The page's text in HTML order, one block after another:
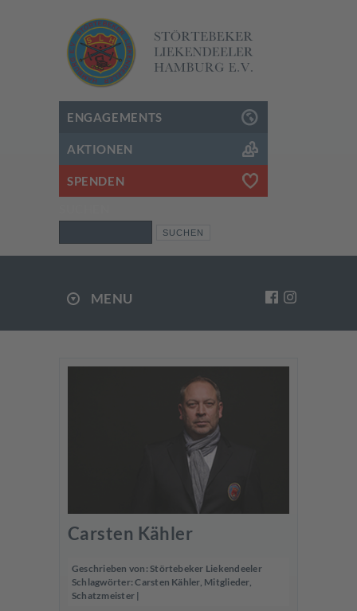
ENGAGEMENTS
AKTIONEN
SPENDEN
MENU
Carsten Kähler
Geschrieben von: Störtebeker Liekendeeler
Schlagwörter:Carsten Kähler, Mitglieder,
Schatzmeister |